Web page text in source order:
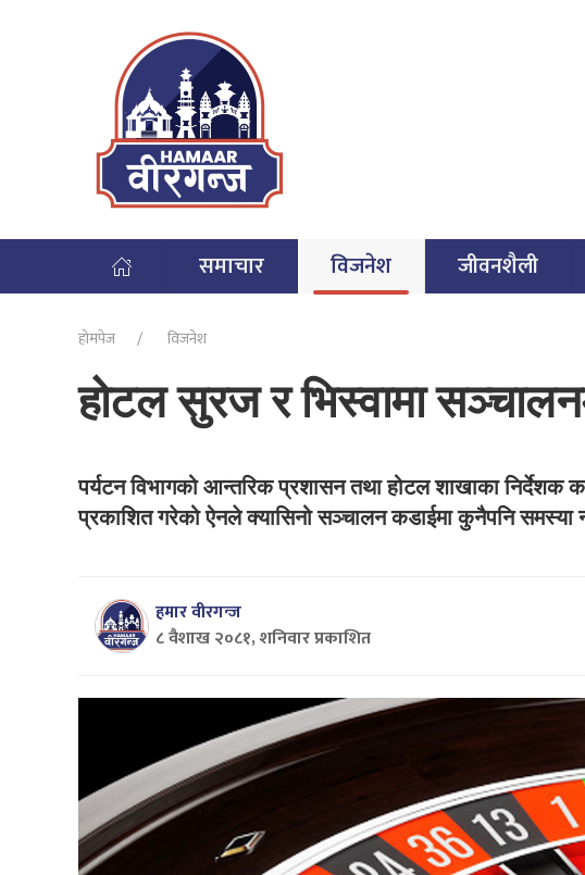
समाचार विजनेश जीवनशैली
होमपेज विजनेश
होटल सुरज र भिस्वामा
पर्यटन विभागको आन्तरिक प्रशासन तथा होटल शाखाका
प्रकाशित गरेको ऐनले क्यासिनो सञ्चालन कडाईमा कुनैपनि समस्या
हमार वीरगन्ज
८ वैशाख २०८१, शनिवार प्रकाशित